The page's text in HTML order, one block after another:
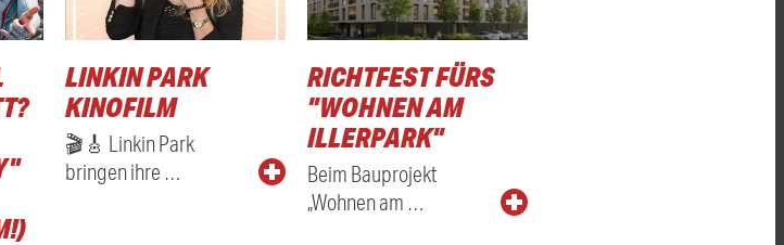
LINKIN PARK
KINOFILM
🎬🎸 Linkin Park
bringen ihre …
RICHTFEST FÜRS
"WOHNEN AM
ILLERPARK"
Beim Bauprojekt
„Wohnen am …